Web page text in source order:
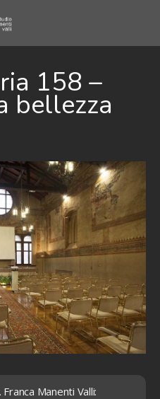
158 –
bellezza
Manenti Valli: